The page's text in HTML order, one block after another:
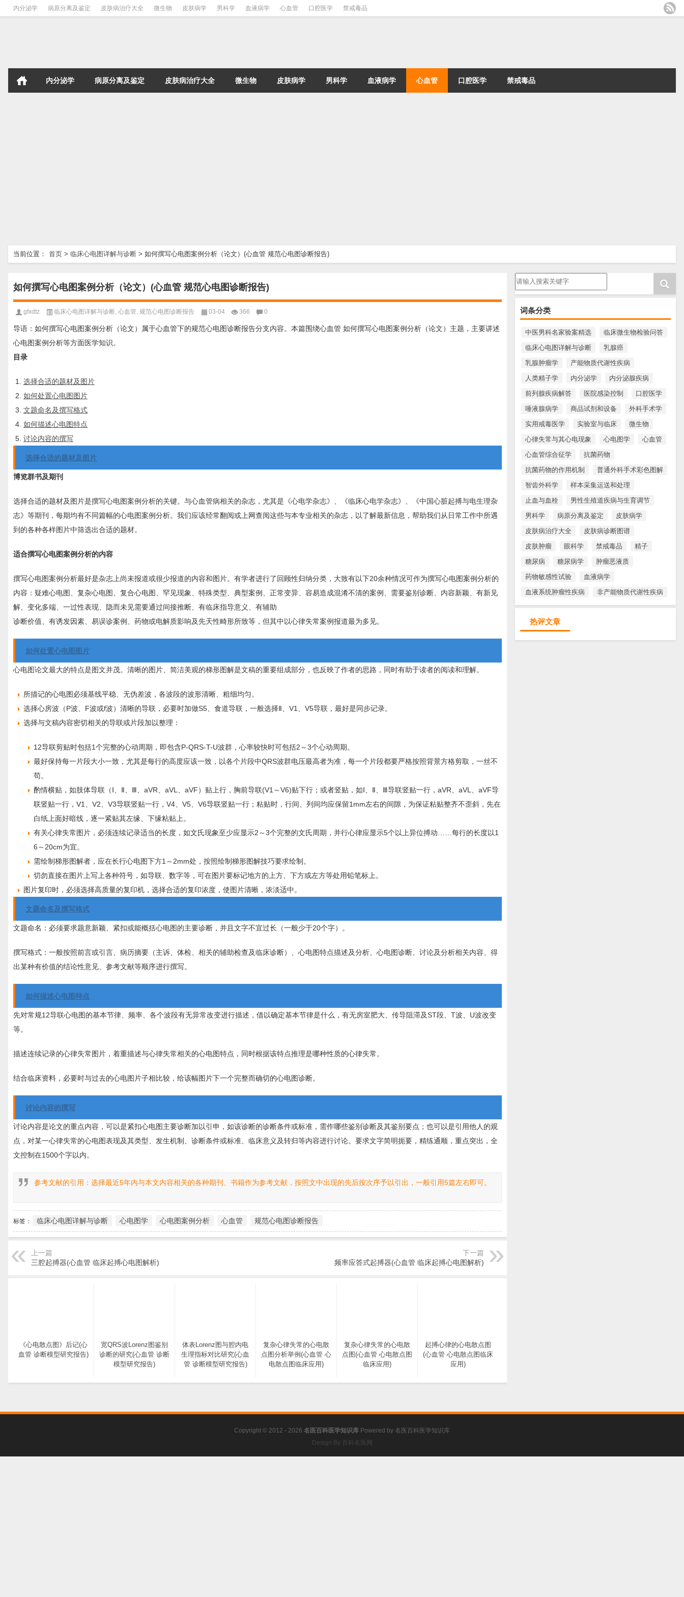
内分泌学 病原分离及鉴定 皮肤病治疗大全 微生物 皮肤病学 男科学 血液病学 心血管 口腔医学 禁戒毒品
内分泌学 病原分离及鉴定 皮肤病治疗大全 微生物 皮肤病学 男科学 血液病学 心血管 口腔医学 禁戒毒品
当前位置： 首页 > 临床心电图详解与诊断 > 如何撰写心电图案例分析（论文）(心血管 规范心电图诊断报告)
请输入搜索内容
词条分类
中医男科名家验案精选
临床微生物检验问答
临床心电图详解与诊断
乳腺癌
乳腺肿瘤学
产能物质代谢性疾病
人类精子学
内分泌学
内分泌腺疾病
前列腺疾病解答
医院感染控制
口腔医学
唾液腺病学
商品试剂和设备
外科手术学
实用戒毒医学
实验室与临床
微生物
心律失常与其心电现象
心电图学
心血管
心血管综合征学
抗菌药物
抗菌药物的作用机制
普通外科手术彩色图解
智齿外科学
样本采集运送和处理
止血与血栓
男性生殖道疾病与生育调节
男科学
病原分离及鉴定
皮肤病学
皮肤病治疗大全
皮肤病诊断图谱
皮肤肿瘤
眼科学 禁戒毒品
精子
糖尿病
糖尿病学
肿瘤恶液质
药物敏感性试验
血液病学
血液系统肿瘤性疾病
非产能物质代谢性疾病
热评文章
如何撰写心电图案例分析（论文）(心血管 规范心电图诊断报告)
gfxdtz 临床心电图详解与诊断, 心血管, 规范心电图诊断报告 03-04 366 0
导语：如何撰写心电图案例分析（论文）属于心血管下的规范心电图诊断报告分支内容。本篇围绕心血管 如何撰写心电图案例分析（论文）主题，主要讲述
心电图案例分析等方面医学知识。
目录
选择合适的题材及图片
如何处置心电图图片
文题命名及撰写格式
如何描述心电图特点
讨论内容的撰写
选择合适的题材及图片
博览群书及期刊
选择合适的题材及图片是撰写心电图案例分析的关键。与心血管病相关的杂志，尤其是《心电学杂志》、《临床心电学杂志》、《中国心脏起搏与电生理杂
志》等期刊，每期均有不同篇幅的心电图案例分析。我们应该经常翻阅或上网查阅这些与本专业相关的杂志，以了解最新信息，帮助我们从日常工作中所遇
到的各种各样图片中筛选出合适的题材。
适合撰写心电图案例分析的内容
撰写心电图案例分析最好是杂志上尚未报道或很少报道的内容和图片。有学者进行了回顾性归纳分类，大致有以下20余种情况可作为撰写心电图案例分析的
内容：疑难心电图、复杂心电图、复合心电图、罕见现象、特殊类型、典型案例、正常变异、容易造成混淆不清的案例、需要鉴别诊断、内容新颖、有新见
解、变化多端、一过性表现、隐而未见需要通过间接推断、有临床指导意义、有辅助
诊断价值、有诱发因素、易误诊案例、药物或电解质影响及先天性畸形所致等，但其中以心律失常案例报道最为多见。
如何处置心电图图片
心电图论文最大的特点是图文并茂。清晰的图片、简洁美观的梯形图解是文稿的重要组成部分，也反映了作者的思路，同时有助于读者的阅读和理解。
所描记的心电图必须基线平稳、无伪差波，各波段的波形清晰、粗细均匀。
选择心房波（P波、F波或f波）清晰的导联，必要时加做S5、食道导联，一般选择Ⅱ、V1、V5导联，最好是同步记录。
选择与文稿内容密切相关的导联或片段加以整理：
12导联剪贴时包括1个完整的心动周期，即包含P-QRS-T-U波群，心率较快时可包括2～3个心动周期。
最好保持每一片段大小一致，尤其是每行的高度应该一致，以各个片段中QRS波群电压最高者为准，每一个片段都要严格按照背景方格剪取，一丝不
苟。
酌情横贴，如肢体导联（Ⅰ、Ⅱ、Ⅲ、aVR、aVL、aVF）贴上行，胸前导联(V1～V6)贴下行；或者竖贴，如Ⅰ、Ⅱ、Ⅲ导联竖贴一行，aVR、aVL、aVF导
联竖贴一行，V1、V2、V3导联竖贴一行，V4、V5、V6导联竖贴一行；粘贴时，行间、列间均应保留1mm左右的间隙，为保证粘贴整齐不歪斜，先在
白纸上面好暗线，逐一紧贴其左缘、下缘粘贴上。
有关心律失常图片，必须连续记录适当的长度，如文氏现象至少应显示2～3个完整的文氏周期，并行心律应显示5个以上异位搏动……每行的长度以1
6～20cm为宜。
需绘制梯形图解者，应在长行心电图下方1～2mm处，按照绘制梯形图解技巧要求绘制。
切勿直接在图片上写上各种符号，如导联、数字等，可在图片要标记地方的上方、下方或左方等处用铅笔标上。
图片复印时，必须选择高质量的复印机，选择合适的复印浓度，使图片清晰，浓淡适中。
文题命名及撰写格式
文题命名：必须要求题意新颖、紧扣或能概括心电图的主要诊断，并且文字不宜过长（一般少于20个字）。
撰写格式：一般按照前言或引言、病历摘要（主诉、体检、相关的辅助检查及临床诊断）、心电图特点描述及分析、心电图诊断、讨论及分析相关内容、得
出某种有价值的结论性意见、参考文献等顺序进行撰写。
如何描述心电图特点
先对常规12导联心电图的基本节律、频率、各个波段有无异常改变进行描述，借以确定基本节律是什么，有无房室肥大、传导阻滞及ST段、T波、U波改变
等。
描述连续记录的心律失常图片，着重描述与心律失常相关的心电图特点，同时根据该特点推理是哪种性质的心律失常。
结合临床资料，必要时与过去的心电图片子相比较，给该幅图片下一个完整而确切的心电图诊断。
讨论内容的撰写
讨论内容是论文的重点内容，可以是紧扣心电图主要诊断加以引申，如该诊断的诊断条件或标准，需作哪些鉴别诊断及其鉴别要点；也可以是引用他人的观
点，对某一心律失常的心电图表现及其类型、发生机制、诊断条件或标准、临床意义及转归等内容进行讨论。要求文字简明扼要，精练通顺，重点突出，全
文控制在1500个字以内。
参考文献的引用：选择最近5年内与本文内容相关的各种期刊、书籍作为参考文献，按照文中出现的先后按次序予以引出，一般引用5篇左右即可。
标签： 临床心电图详解与诊断 心电图学 心电图案例分析 心血管 规范心电图诊断报告
上一篇
三腔起搏器(心血管 临床起搏心电图解析)
下一篇
频率应答式起搏器(心血管 临床起搏心电图解析)
《心电散点图》后记(心
血管 诊断模型研究报告)
宽QRS波Lorenz图鉴别
诊断的研究(心血管 诊断
模型研究报告)
体表Lorenz图与腔内电
生理指标对比研究(心血
管 诊断模型研究报告)
复杂心律失常的心电散
点图分析举例(心血管 心
电散点图临床应用)
复杂心律失常的心电散
点图(心血管 心电散点图
临床应用)
起搏心律的心电散点图
(心血管 心电散点图临床
应用)
Copyright © 2012 - 2026 名医百科医学知识库 Powered by 名医百科医学知识库
Design By 百科名医网